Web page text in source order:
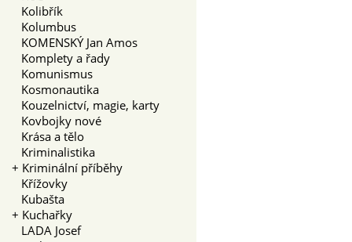
Kolibřík
Kolumbus
KOMENSKÝ Jan Amos
Komplety a řady
Komunismus
Kosmonautika
Kouzelnictví, magie, karty
Kovbojky nové
Krása a tělo
Kriminalistika
+ Kriminální příběhy
Křížovky
Kubašta
+ Kuchařky
LADA Josef